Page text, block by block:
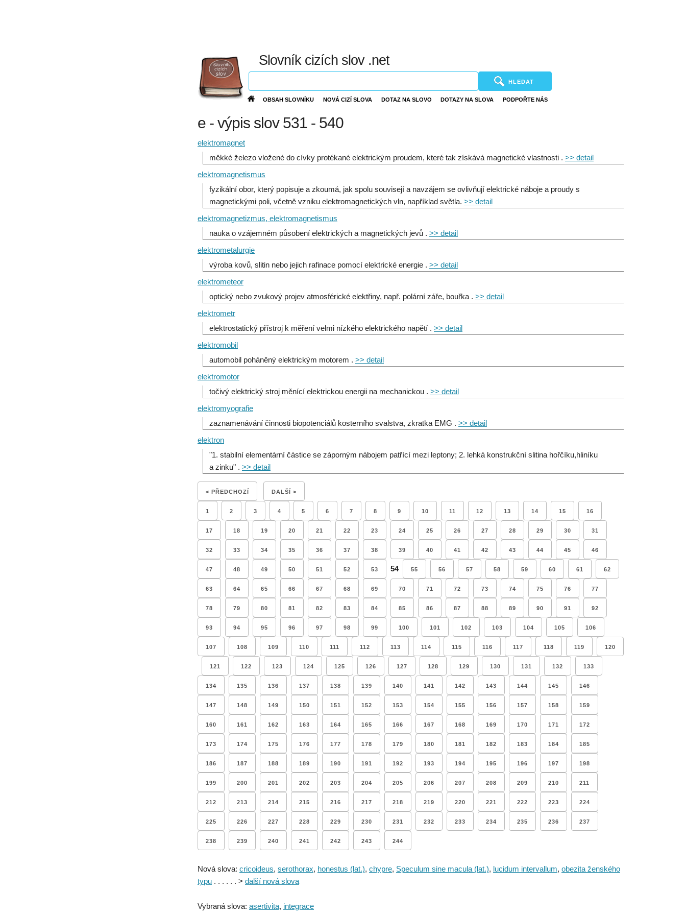
Slovník cizích slov .net
HLEDAT
OBSAH SLOVNÍKU NOVÁ CIZÍ SLOVA DOTAZ NA SLOVO DOTAZY NA SLOVA PODPOŘTE NÁS
e - výpis slov 531 - 540
elektromagnet
měkké železo vložené do cívky protékané elektrickým proudem, které tak získává magnetické vlastnosti . >> detail
elektromagnetismus
fyzikální obor, který popisuje a zkoumá, jak spolu souvisejí a navzájem se ovlivňují elektrické náboje a proudy s
magnetickými poli, včetně vzniku elektromagnetických vln, například světla. >> detail
elektromagnetizmus, elektromagnetismus
nauka o vzájemném působení elektrických a magnetických jevů . >> detail
elektrometalurgie
výroba kovů, slitin nebo jejich rafinace pomocí elektrické energie . >> detail
elektrometeor
optický nebo zvukový projev atmosférické elektřiny, např. polární záře, bouřka . >> detail
elektrometr
elektrostatický přístroj k měření velmi nízkého elektrického napětí . >> detail
elektromobil
automobil poháněný elektrickým motorem . >> detail
elektromotor
točivý elektrický stroj měnící elektrickou energii na mechanickou . >> detail
elektromyografie
zaznamenávání činnosti biopotenciálů kosterního svalstva, zkratka EMG . >> detail
elektron
"1. stabilní elementární částice se záporným nábojem patřící mezi leptony; 2. lehká konstrukční slitina hořčíku,hliníku
a zinku" . >> detail
< PŘEDCHOZÍ DALŠÍ >
1 2 3 4 5 6 7 8 9 10 11 12 13 14 15 16
17 18 19 20 21 22 23 24 25 26 27 28 29 30 31
32 33 34 35 36 37 38 39 40 41 42 43 44 45 46
47 48 49 50 51 52 53 54 55 56 57 58 59 60 61 62
63 64 65 66 67 68 69 70 71 72 73 74 75 76 77
78 79 80 81 82 83 84 85 86 87 88 89 90 91 92
93 94 95 96 97 98 99 100 101 102 103 104 105 106
107 108 109 110 111 112 113 114 115 116 117 118 119 120
121 122 123 124 125 126 127 128 129 130 131 132 133
134 135 136 137 138 139 140 141 142 143 144 145 146
147 148 149 150 151 152 153 154 155 156 157 158 159
160 161 162 163 164 165 166 167 168 169 170 171 172
173 174 175 176 177 178 179 180 181 182 183 184 185
186 187 188 189 190 191 192 193 194 195 196 197 198
199 200 201 202 203 204 205 206 207 208 209 210 211
212 213 214 215 216 217 218 219 220 221 222 223 224
225 226 227 228 229 230 231 232 233 234 235 236 237
238 239 240 241 242 243 244
Nová slova: cricoideus, serothorax, honestus (lat.), chypre, Speculum sine macula (lat.), lucidum intervallum, obezita ženského
typu . . . . . . > další nová slova
Vybraná slova: asertivita, integrace